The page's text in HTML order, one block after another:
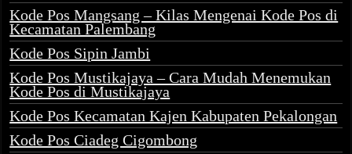
Kode Pos Mangsang – Kilas Mengenai Kode Pos di
Kecamatan Palembang
Kode Pos Sipin Jambi
Kode Pos Mustikajaya – Cara Mudah Menemukan
Kode Pos di Mustikajaya
Kode Pos Kecamatan Kajen Kabupaten Pekalongan
Kode Pos Ciadeg Cigombong